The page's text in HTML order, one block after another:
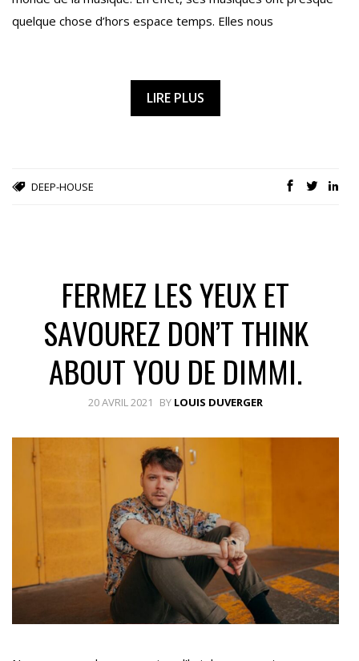
quelque chose d’hors espace temps. Elles nous
LIRE PLUS
DEEP-HOUSE
FERMEZ LES YEUX ET
SAVOUREZ DON’T THINK
ABOUT YOU DE DIMMI.
20 AVRIL 2021 BY LOUIS DUVERGER